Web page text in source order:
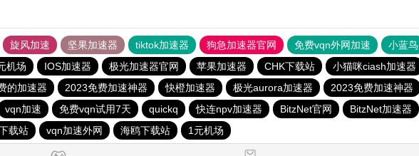
旋风加速 坚果加速器 tiktok加速器 狗急加速器官网 免费vqn外网加速 小蓝鸟
机场 IOS加速器 极光加速器官网 苹果加速器 CHK下载站 小猫咪ciash加速器
的加速器 2023免费加速神器 快橙加速器 极光aurora加速器 2023免费加速神器
vqn加速 免费vqn试用7天 quickq 快连npv加速器 BitzNet官网 BitzNet加速器
载站 vqn加速外网 海鸥下载站 1元机场